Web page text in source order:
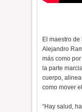
El maestro
Alejandro
más como
la parte
cuerpo,
como mover
“Hay salud,